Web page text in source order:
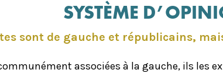
SYSTÈME
sont de gauche et républicains,
associées à la gauche, ils les